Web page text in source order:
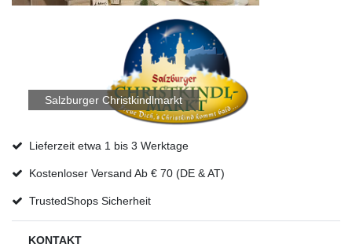
Salzburger Christkindlmarkt
Lieferzeit etwa 1 bis 3 Werktage
Kostenloser Versand Ab € 70 (DE & AT)
TrustedShops Sicherheit
KONTAKT